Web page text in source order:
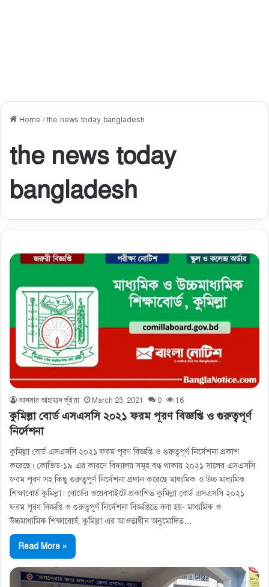
Home /the news today bangladesh
the news today
bangladesh
আনসার আহাম্মদ ভূঁইয়া March 23, 2021 0 16
কুমিল্লা বোর্ড এসএসসি ২০২১ ফরম পূরণ বিজ্ঞপ্তি ও গুরুত্বপূর্ণ
নির্দেশনা
কুমিল্লা বোর্ড এসএসসি ২০২১ ফরম পূরণ বিজ্ঞপ্তি ও গুরুত্বপূর্ণ নির্দেশনা প্রকাশ
করেছে। কোভিড-১৯ এর কারণে বিদ্যালয় সমূহ বন্ধ থাকায় ২০২১ সালের এসএসসি
ফরম পূরণ সহ কিছু গুরুত্বপূর্ণ নির্দেশনা প্রদান করেছে মাধ্যমিক ও উচ্চ মাধ্যমিক
শিক্ষাবোর্ড কুমিল্লা। বোর্ডের ওয়েবসাইটে প্রকাশিত কুমিল্লা বোর্ড এসএসসি ২০২১
ফরম পূরণ বিজ্ঞপ্তি ও গুরুত্বপূর্ণ নির্দেশনা বিজ্ঞপ্তিতে বলা হয়- মাধ্যমিক ও
উচ্চমাধ্যমিক শিক্ষাবাের্ড, কুমিল্লা এর আওতাধীন অনুমােদিত…
Read More »